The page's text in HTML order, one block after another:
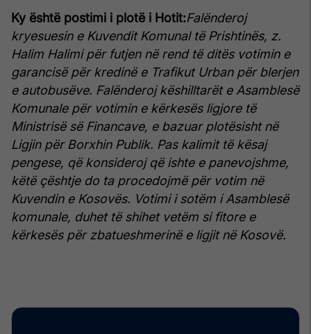
Ky është postimi i plotë i Hotit:Falënderoj
kryesuesin e Kuvendit Komunal të Prishtinës, z.
Halim Halimi për futjen në rend të ditës votimin e
garancisë për kredinë e Trafikut Urban për blerjen
e autobusëve. Falënderoj këshilltarët e Asamblesë
Komunale për votimin e kërkesës ligjore të
Ministrisë së Financave, e bazuar plotësisht në
Ligjin për Borxhin Publik. Pas kalimit të kësaj
pengese, që konsideroj që ishte e panevojshme,
këtë çështje do ta procedojmë për votim në
Kuvendin e Kosovës. Votimi i sotëm i Asamblesë
komunale, duhet të shihet vetëm si fitore e
kërkesës për zbatueshmerinë e ligjit në Kosovë.